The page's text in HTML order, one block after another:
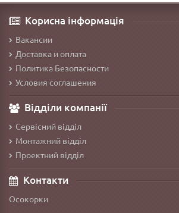
Корисна інформація
Вакансии
Доставка и оплата
Политика Безопасности
Условия соглашения
Відділи компанії
Сервісний відділ
Монтажний відділ
Проектний відділ
Контакти
Осокорки